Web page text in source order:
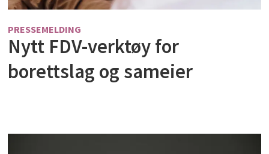
PRESSEMELDING
Nytt FDV-verktøy for
borettslag og sameier